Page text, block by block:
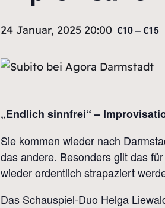
24 Januar, 2025 20:00 €10 – €15
„Endlich sinnfrei“ –
Sie kommen wieder nach
das andere. Besonders gilt das
wieder ordentlich strapaziert
Das Schauspiel-Duo Helga